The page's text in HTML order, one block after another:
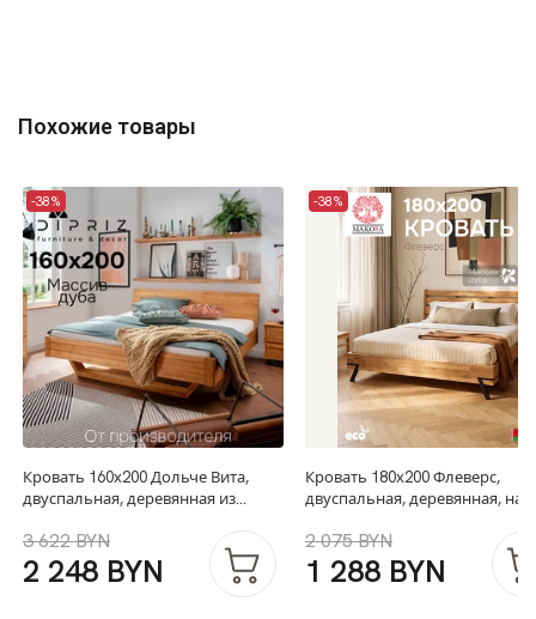
Похожие товары
-38%
Кровать 160х200 Дольче Вита,
двуспальная, деревянная из
3 622 BYN
2 248 BYN
-38%
Кровать 180х200 Флеверс,
двуспальная, деревянная, на
2 075 BYN
1 288 BYN